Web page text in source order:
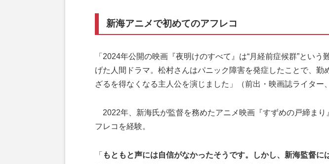
新海アニメで初めてのアフレコ
「2024年公開の映画『夜明けのすべて』は“月経前症候群”という
げた人間ドラマ。松村さんはパニック障害を発症したことで、勤
ざるを得なくなる主人公を演じました」（前出・映画誌ライター
2022年、新海氏が監督を務めたアニメ映画『すずめの戸締まり
フレコを経験。
「 もともと声には自信がなかったそうです。しかし、新海監督に